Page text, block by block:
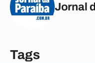
Jornal
Tags